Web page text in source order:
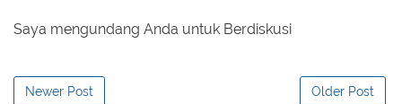
Saya mengundang Anda untuk Berdiskusi
Newer Post Older Post